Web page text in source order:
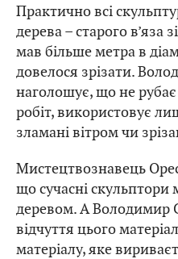
Практично всі
дерева – старого в’яза
мав більше метра в
довелося зрізати.
наголошує, що не
робіт, використовує
зламані вітром чи
Мистецтвознавець
що сучасні
деревом. А Володимир
відчуття цього
матеріалу, яке